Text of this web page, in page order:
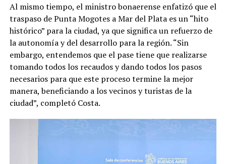
Al mismo tiempo, el ministro bonaerense enfatizó que el
traspaso de Punta Mogotes a Mar del Plata es un “hito
histórico” para la ciudad, ya que significa un refuerzo de
la autonomía y del desarrollo para la región. “Sin
embargo, entendemos que el pase tiene que realizarse
tomando todos los recaudos y dando todos los pasos
necesarios para que este proceso termine la mejor
manera, beneficiando a los vecinos y turistas de la
ciudad”, completó Costa.